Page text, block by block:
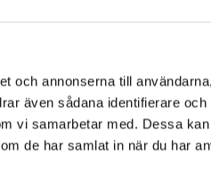
och annonserna till
även sådana identifierare
vi samarbetar med. Dessa
de har samlat in när du har